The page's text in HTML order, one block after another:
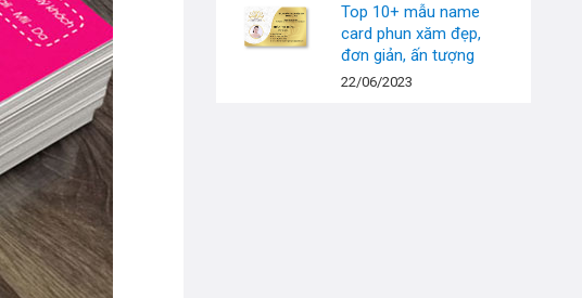
Top 10+ mẫu name
card phun xăm đẹp,
đơn giản, ấn tượng
22/06/2023